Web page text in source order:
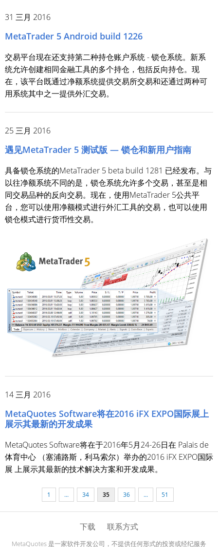
31 三月 2016
MetaTrader 5 Android build 1226
交易平台现在还支持第二种持仓账户系统 - 锁仓系统。新系
统允许创建相同金融工具的多个持仓，包括反向持仓。现
在，该平台既通过净额系统提供交易所交易和还通过两种可
用系统其中之一提供外汇交易。
25 三月 2016
遇见MetaTrader 5 测试版 — 锁仓和新用户指南
具备锁仓系统的MetaTrader 5 beta build 1281 已经发布。与
以往净额系统不同的是，锁仓系统允许多个交易，甚至是相
同交易品种的反向交易。现在，使用MetaTrader 5公共平
台，您可以使用净额模式进行外汇工具的交易，也可以使用
锁仓模式进行货币性交易。
14 三月 2016
MetaQuotes Software将在2016 iFX EXPO国际展上
展示其最新的开发成果
MetaQuotes Software将在于2016年5月24-26日在 Palais de
体育中心 （塞浦路斯，利马索尔）举办的2016 iFX EXPO国际
展 上展示其最新的技术解决方案和开发成果。
1 ... 34 35 36 ... 51
下载 联系方式
MetaQuotes 是一家软件开发公司，不提供任何形式的投资或经纪服务